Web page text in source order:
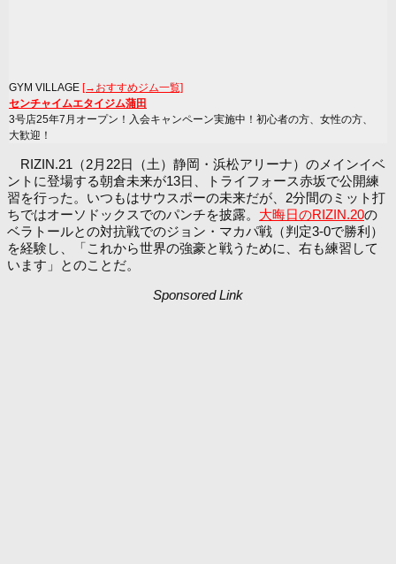
GYM VILLAGE [→おすすめジム一覧]
センチャイムエタイジム蒲田
3号店25年7月オープン！入会キャンペーン実施中！初心者の方、女性の方、
大歓迎！
RIZIN.21（2月22日（土）静岡・浜松アリーナ）のメインイベ
ントに登場する朝倉未来が13日、トライフォース赤坂で公開練
習を行った。いつもはサウスポーの未来だが、2分間のミット打
ちではオーソドックスでのパンチを披露。 大晦日のRIZIN.20の
ベラトールとの対抗戦でのジョン・マカパ戦（判定3-0で勝利）
を経験し、「これから世界の強豪と戦うために、右も練習して
います」とのことだ。
Sponsored Link